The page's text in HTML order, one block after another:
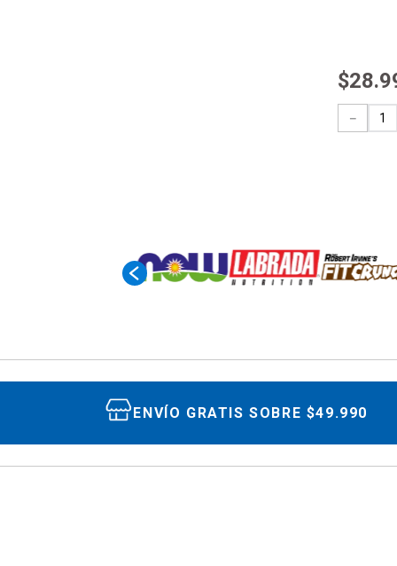
$28.
－
ENVÍO GRATIS SOBRE $49.990